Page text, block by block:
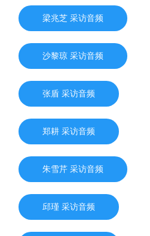
梁兆芝 采访音频
沙黎琼 采访音频
张盾 采访音频
郑耕 采访音频
朱雪芹 采访音频
邱瑾 采访音频